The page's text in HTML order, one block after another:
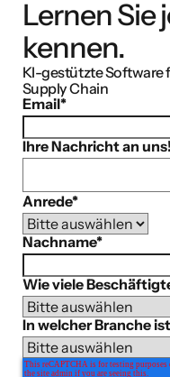
Lernen Sie
kennen.
KI-gestützte Software
Supply Chain
Email*
Ihre Nachricht an uns!
Anrede*
Nachname*
Wie viele
In welcher Branche